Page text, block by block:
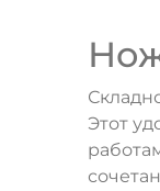
Этот